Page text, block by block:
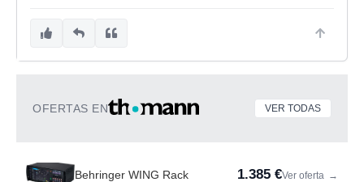
OFERTAS EN VER TODAS
Behringer WING Rack 1.385 €Ver oferta →